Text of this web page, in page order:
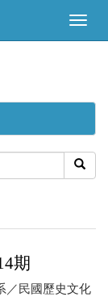
期
民國歷史文化